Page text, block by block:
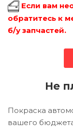
Если вам
обратитесь к
б/у запчастей.
Не
Покраска
вашего